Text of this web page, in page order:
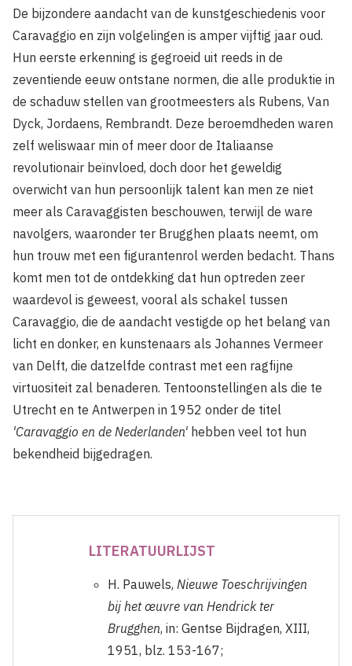
De bijzondere aandacht van de kunstgeschiedenis voor
Caravaggio en zijn volgelingen is amper vijftig jaar oud.
Hun eerste erkenning is gegroeid uit reeds in de
zeventiende eeuw ontstane normen, die alle produktie in
de schaduw stellen van grootmeesters als Rubens, Van
Dyck, Jordaens, Rembrandt. Deze beroemdheden waren
zelf weliswaar min of meer door de Italiaanse
revolutionair beïnvloed, doch door het geweldig
overwicht van hun persoonlijk talent kan men ze niet
meer als Caravaggisten beschouwen, terwijl de ware
navolgers, waaronder ter Brugghen plaats neemt, om
hun trouw met een figurantenrol werden bedacht. Thans
komt men tot de ontdekking dat hun optreden zeer
waardevol is geweest, vooral als schakel tussen
Caravaggio, die de aandacht vestigde op het belang van
licht en donker, en kunstenaars als Johannes Vermeer
van Delft, die datzelfde contrast met een ragfijne
virtuositeit zal benaderen. Tentoonstellingen als die te
Utrecht en te Antwerpen in 1952 onder de titel
'Caravaggio en de Nederlanden' hebben veel tot hun
bekendheid bijgedragen.
LITERATUURLIJST
H. Pauwels, Nieuwe Toeschrijvingen
bij het œuvre van Hendrick ter
Brugghen, in: Gentse Bijdragen, XIII,
1951, blz. 153-167;